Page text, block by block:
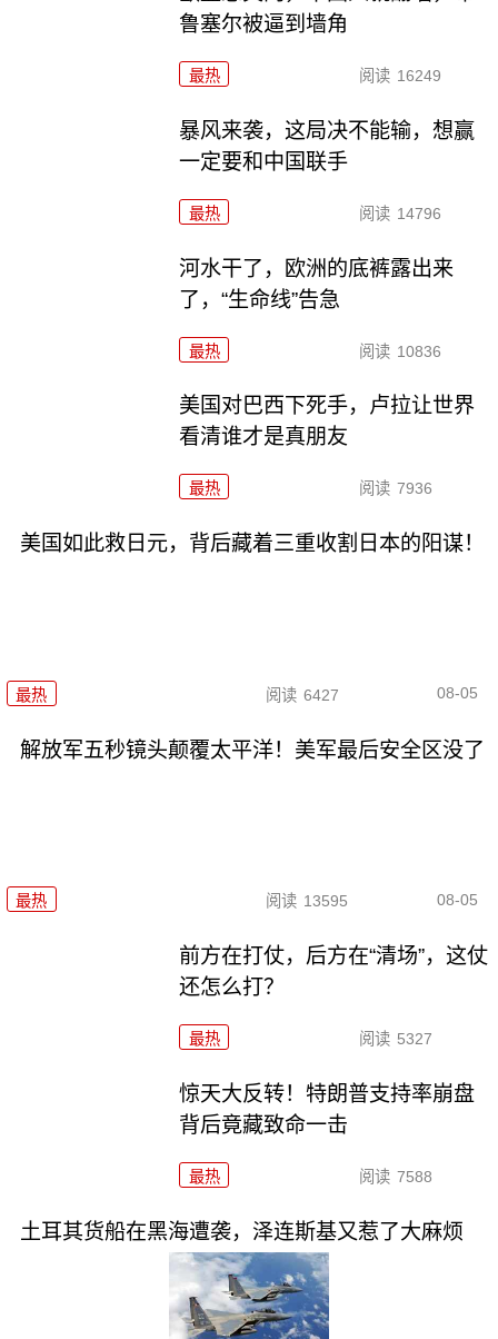
鲁塞尔被逼到墙角
最热 阅读 16249
暴风来袭，这局决不能输，想赢
一定要和中国联手
最热 阅读 14796
河水干了，欧洲的底裤露出来
了，“生命线”告急
最热 阅读 10836
美国对巴西下死手，卢拉让世界
看清谁才是真朋友
最热 阅读 7936
美国如此救日元，背后藏着三重收割日本的阳谋！
最热 阅读 6427 08-05
解放军五秒镜头颠覆太平洋！美军最后安全区没了
最热 阅读 13595 08-05
前方在打仗，后方在“清场”，这仗
还怎么打？
最热 阅读 5327
惊天大反转！特朗普支持率崩盘
背后竟藏致命一击
最热 阅读 7588
土耳其货船在黑海遭袭，泽连斯基又惹了大麻烦